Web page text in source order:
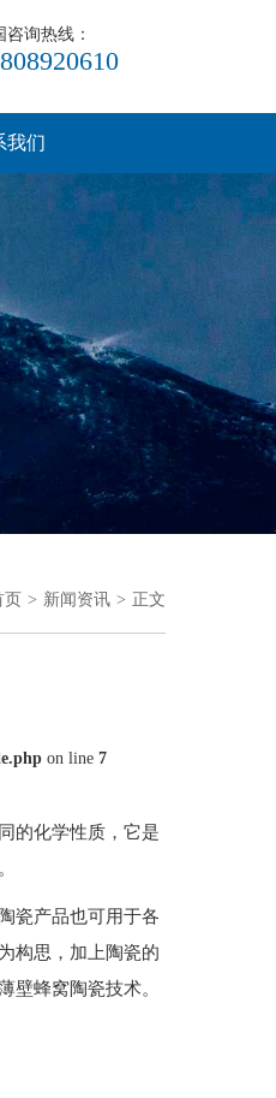
咨询热线：
我们
页 新闻资讯 正文
on line 7
的化学性质，它是
瓷产品也可用于各
构思，加上陶瓷的
壁蜂窝陶瓷技术。